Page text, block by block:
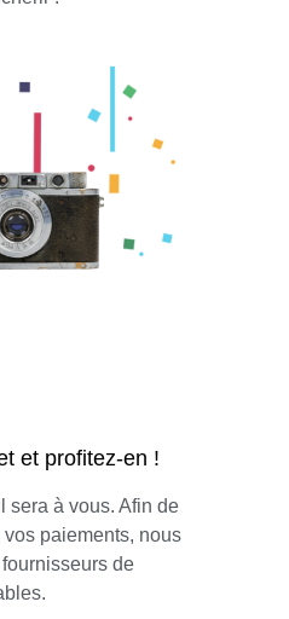
et profitez-en !
sera à vous. Afin de
paiements, nous
de